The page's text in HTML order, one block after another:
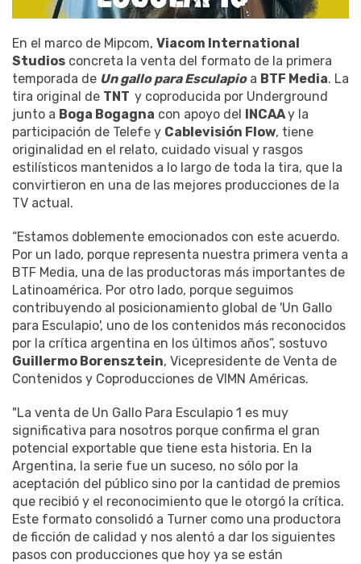
En el marco de Mipcom, Viacom International
Studios concreta la venta del formato de la primera
temporada de Un gallo para Esculapioa BTF Media. La
tira original de TNT y coproducida por Underground
junto a Boga Bogagna con apoyo del INCAAy la
participación de Telefe y Cablevisión Flow, tiene
originalidad en el relato, cuidado visual y rasgos
estilísticos mantenidos a lo largo de toda la tira, que la
convirtieron en una de las mejores producciones de la
TV actual.
“Estamos doblemente emocionados con este acuerdo.
Por un lado, porque representa nuestra primera venta a
BTF Media, una de las productoras más importantes de
Latinoamérica. Por otro lado, porque seguimos
contribuyendo al posicionamiento global de 'Un Gallo
para Esculapio', uno de los contenidos más reconocidos
por la crítica argentina en los últimos años”, sostuvo
Guillermo Borensztein, Vicepresidente de Venta de
Contenidos y Coproducciones de VIMN Américas.
"La venta de Un Gallo Para Esculapio 1 es muy
significativa para nosotros porque confirma el gran
potencial exportable que tiene esta historia. En la
Argentina, la serie fue un suceso, no sólo por la
aceptación del público sino por la cantidad de premios
que recibió y el reconocimiento que le otorgó la crítica.
Este formato consolidó a Turner como una productora
de ficción de calidad y nos alentó a dar los siguientes
pasos con producciones que hoy ya se están